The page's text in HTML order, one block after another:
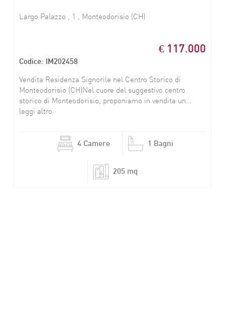
Largo Palazzo , 1 , Monteodorisio (CH)
€ 117.000
Codice: IM202458
Vendita Residenza Signorile nel Centro Storico di
Monteodorisio (CH)Nel cuore del suggestivo centro
storico di Monteodorisio, proponiamo in vendita un...
leggi altro
4 Camere 1 Bagni
205 mq